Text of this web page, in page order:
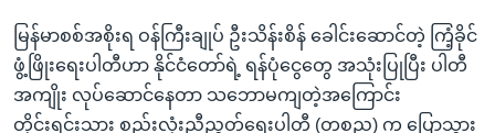
ကြည့်
ရန်
ရှာဖွေ
ဘာသာစကားများ
မြန်မာစစ်အစိုးရ ဝန်ကြီးချုပ် ဦးသိန်းစိန် ခေါင်းဆောင်တဲ့ ကြံ့ခိုင်
ဖွံ့ဖြိုးရေးပါတီဟာ နိုင်ငံတော်ရဲ့ ရန်ပုံငွေတွေ အသုံးပြုပြီး ပါတီ
အကျိုး လုပ်ဆောင်နေတာ သဘောမကျတဲ့အကြောင်း
တိုင်းရင်းသား စည်းလုံးညီညွတ်ရေးပါတီ (တစည) က ပြောသွား